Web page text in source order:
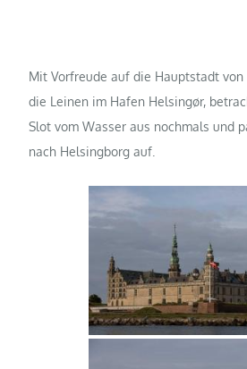
Mit Vorfreude auf die Hauptstadt
die Leinen im Hafen Helsingør,
Slot vom Wasser aus nochmals und
nach Helsingborg auf.